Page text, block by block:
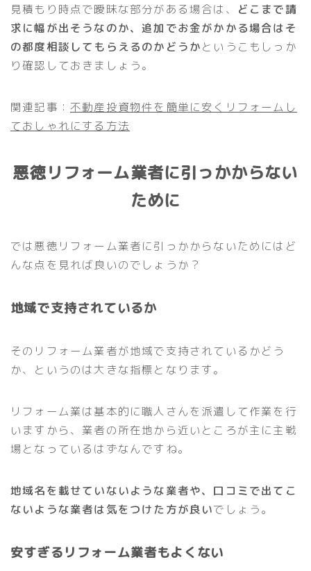
見積もり時点で曖昧な部分がある場合は、 どこまで請
求に幅が出そうなのか、追加でお金がかかる場合はそ
の都度相談してもらえるのかどうかというこもしっか
り確認しておきましょう。
関連記事： 不動産投資物件を簡単に安くリフォームし
ておしゃれにする方法
悪徳リフォーム業者に引っかからない
ために
では悪徳リフォーム業者に引っかからないためにはど
んな点を見れば良いのでしょうか？
地域で支持されているか
そのリフォーム業者が地域で支持されているかどう
か、というのは大きな指標となります。
リフォーム業は基本的に職人さんを派遣して作業を行
いますから、業者の所在地から近いところが主に主戦
場となっているはずなんですね。
地域名を載せていないような業者や、口コミで出てこ
ないような業者は気をつけた方が良いでしょう。
安すぎるリフォーム業者もよくない